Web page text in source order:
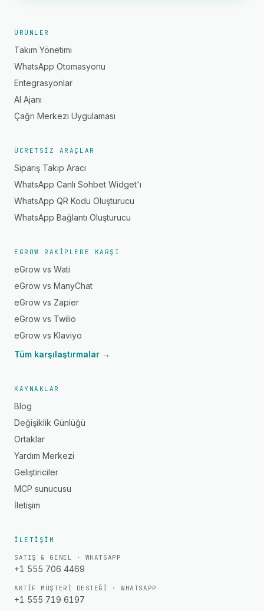
ÜRÜNLER
Takım Yönetimi
WhatsApp Otomasyonu
Entegrasyonlar
AI Ajanı
Çağrı Merkezi Uygulaması
ÜCRETSIZ ARAÇLAR
Sipariş Takip Aracı
WhatsApp Canlı Sohbet Widget'ı
WhatsApp QR Kodu Oluşturucu
WhatsApp Bağlantı Oluşturucu
EGROW RAKIPLERE KARŞI
eGrow vs Wati
eGrow vs ManyChat
eGrow vs Zapier
eGrow vs Twilio
eGrow vs Klaviyo
Tüm karşılaştırmalar →
KAYNAKLAR
Blog
Değişiklik Günlüğü
Ortaklar
Yardım Merkezi
Geliştiriciler
MCP sunucusu
İletişim
İLETIŞIM
SATIŞ & GENEL · WHATSAPP
+1 555 706 4469
AKTIF MÜŞTERI DESTEĞI · WHATSAPP
+1 555 719 6197